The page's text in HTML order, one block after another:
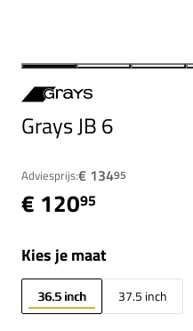
Grays JB 6
Adviesprijs:€ 13495
€ 12095
Kies je maat
36.5 inch 37.5 inch